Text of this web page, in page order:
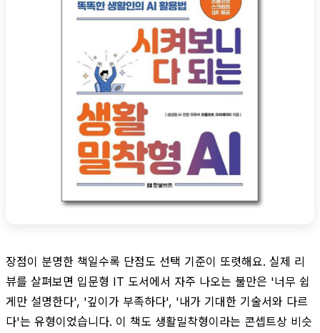
장점이 분명한 책일수록 단점도 선택 기준이 또렷해요. 실제 리
뷰를 살펴보면 입문형 IT 도서에서 자주 나오는 불만은 '너무 쉽
게만 설명한다', '깊이가 부족하다', '내가 기대한 기술서와 다르
다'는 유형이었습니다. 이 책도 생활밀착형이라는 콘셉트상 비슷